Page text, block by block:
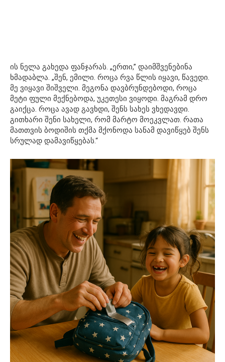
ის ნელა გახედა ფანჯარას. „ერთი,” დაიმშვენებინა
ხმადაბლა. „შენ, ემილი. როცა რვა წლის იყავი, წავედი.
მე ვიყავი შიშველი. მეგონა დავბრუნდებოდი, როცა
მეტი ფული მექნებოდა, უკეთესი ვიყოდი. მაგრამ დრო
გაიქცა. როცა ავად გავხდი, შენს სახეს ვხედავდი.
გითხარი შენი სახელი, რომ მარტო მოეკვლათ. რათა
მათთვის ბოდიშის თქმა მქონოდა სანამ დავიწყებ შენს
სრულად დამავიწყებას.“